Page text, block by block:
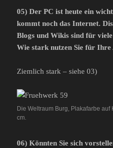
05) Der PC ist heute ein
kommt noch das Internet.
Blogs und Wikis sind für
Wie stark nutzen Sie für
Ziemlich stark – siehe 03)
Die Weltraum Burg, Plakafarbe auf
cm.
06) Könnten Sie sich